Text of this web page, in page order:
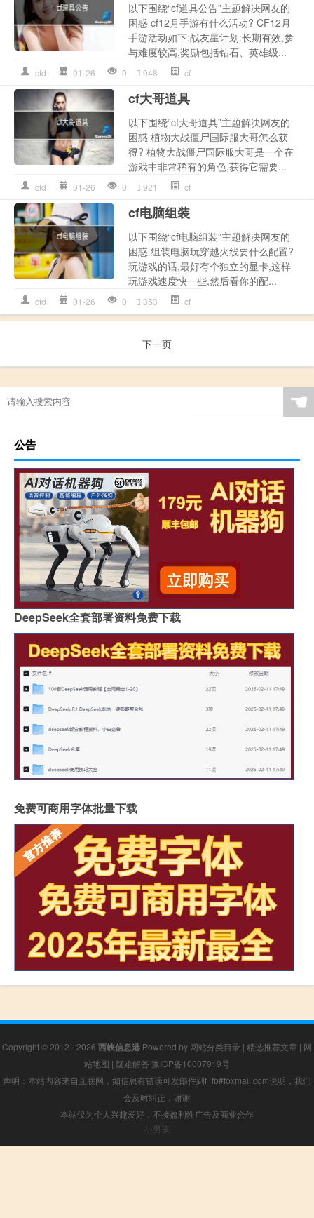
以下围绕“cf道具公告”主题解决网友的
困惑 cf12月手游有什么活动? CF12月
手游活动如下:战友星计划:长期有效,参
与难度较高,奖励包括钻石、英雄级...
cfd 01-26 0 948 cf
cf大哥道具
以下围绕“cf大哥道具”主题解决网友的
困惑 植物大战僵尸国际服大哥怎么获
得? 植物大战僵尸国际服大哥是一个在
游戏中非常稀有的角色,获得它需要...
cfd 01-26 0 921 cf
cf电脑组装
以下围绕“cf电脑组装”主题解决网友的
困惑 组装电脑玩穿越火线要什么配置?
玩游戏的话,最好有个独立的显卡,这样
玩游戏速度快一些,然后看你的配...
cfd 01-26 0 353 cf
下一页
☚
公告
DeepSeek全套部署资料免费下载
免费可商用字体批量下载
Copyright © 2012 - 2026 西峡信息港 Powered by 网站分类目录 | 精选推荐文章 | 网
站地图 | 疑难解答 豫ICP备10007919号
声明：本站内容来自互联网，如信息有错误可发邮件到f_fb#foxmail.com说明，我们
会及时纠正，谢谢
本站仅为个人兴趣爱好，不接盈利性广告及商业合作
小男孩